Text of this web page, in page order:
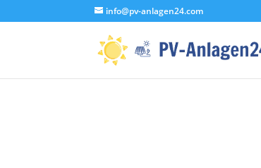
info@pv-anlagen24.com